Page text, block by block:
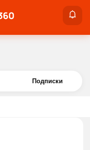
Войти
Подписки